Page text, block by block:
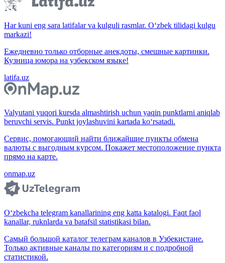
Har kuni eng sara latifalar va kulguli rasmlar. O‘zbek tilidagi kulgu
markazi!
Ежедневно только отборные анекдоты, смешные картинки.
Кузница юмора на узбекском языке!
latifa.uz
Valyutani yuqori kursda almashtirish uchun yaqin punktlarni aniqlab
beruvchi servis. Punkt joylashuvini kartada ko‘rsatadi.
Сервис, помогающий найти ближайшие пункты обмена
валюты с выгодным курсом. Покажет местоположение пункта
прямо на карте.
onmap.uz
O‘zbekcha telegram kanallarining eng katta katalogi. Faqt faol
kanallar, ruknlarda va batafsil statistikasi bilan.
Самый большой каталог телеграм каналов в Узбекистане.
Только активные каналы по категориям и с подробной
статистикой.